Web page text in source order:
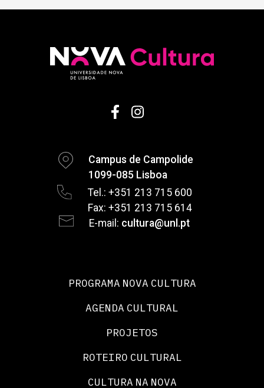
Campus de Campolide
1099-085 Lisboa
Tel.: +351 213 715 600
Fax: +351 213 715 614
E-mail: cultura@unl.pt
PROGRAMA NOVA CULTURA
AGENDA CULTURAL
PROJETOS
ROTEIRO CULTURAL
CULTURA NA NOVA